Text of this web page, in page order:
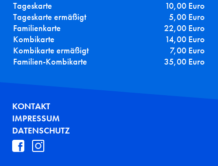
Tageskarte
10,00 Euro
Tageskarte ermäßigt
5,00 Euro
Familienkarte
22,00 Euro
Kombikarte
14,00 Euro
Kombikarte ermäßigt
7,00 Euro
Familien-Kombikarte
35,00 Euro
FUSSZEILE
KONTAKT
IMPRESSUM
DATENSCHUTZ